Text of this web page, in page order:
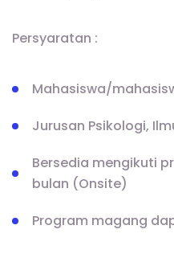
Persyaratan :
Mahasiswa/
Jurusan Psikologi,
Bersedia mengikuti
bulan (Onsite)
Program magang